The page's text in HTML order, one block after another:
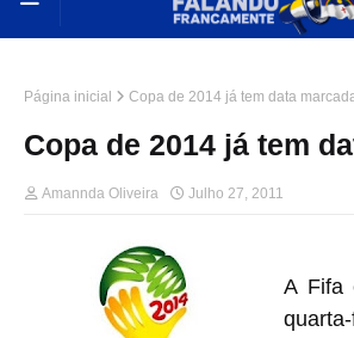
Página inicial Copa de 2014 já tem data
Copa de 2014 já tem
Amannda Oliveira Julho 27, 2011
A Fifa